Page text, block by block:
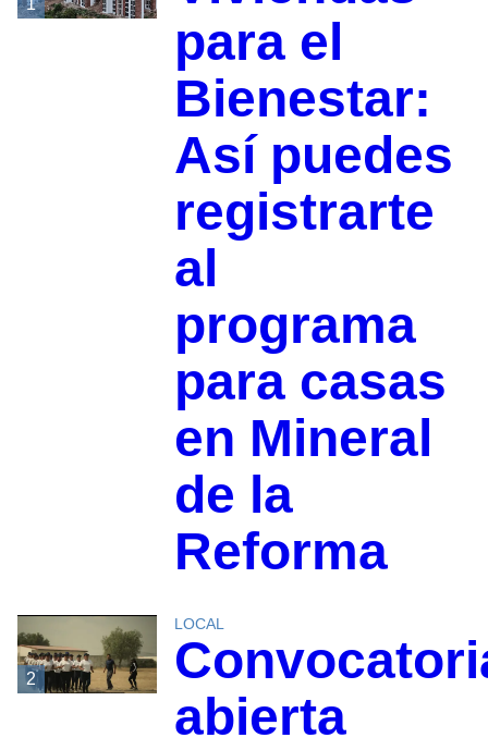
1
para el
Bienestar:
Así puedes
registrarte
al
programa
para casas
en Mineral
de la
Reforma
2
LOCAL
abierta